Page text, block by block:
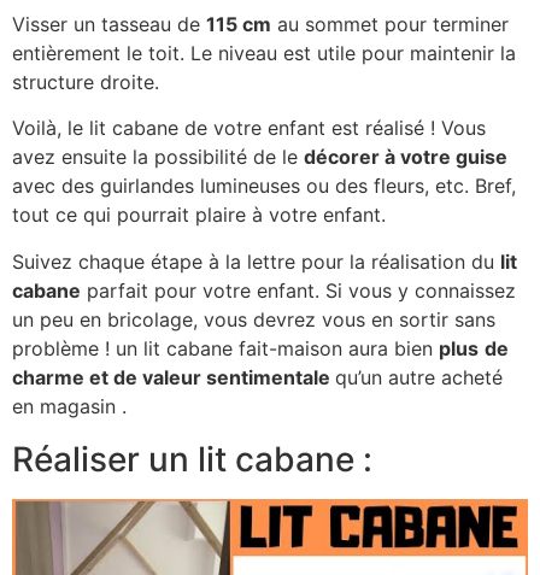
Visser un tasseau de 115 cm au sommet pour terminer
entièrement le toit. Le niveau est utile pour maintenir la
structure droite.
Voilà, le lit cabane de votre enfant est réalisé ! Vous
avez ensuite la possibilité de le décorer à votre guise
avec des guirlandes lumineuses ou des fleurs, etc. Bref,
tout ce qui pourrait plaire à votre enfant.
Suivez chaque étape à la lettre pour la réalisation du lit
cabane parfait pour votre enfant. Si vous y connaissez
un peu en bricolage, vous devrez vous en sortir sans
problème ! un lit cabane fait-maison aura bien plus de
charme et de valeur sentimentale qu’un autre acheté
en magasin .
Réaliser un lit cabane :